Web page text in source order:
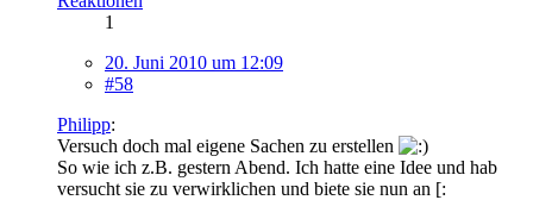
1
20. Juni 2010 um 12:09
#58
Philipp:
Versuch doch mal eigene Sachen zu erstellen
So wie ich z.B. gestern Abend. Ich hatte eine Idee und hab
versucht sie zu verwirklichen und biete sie nun an [: